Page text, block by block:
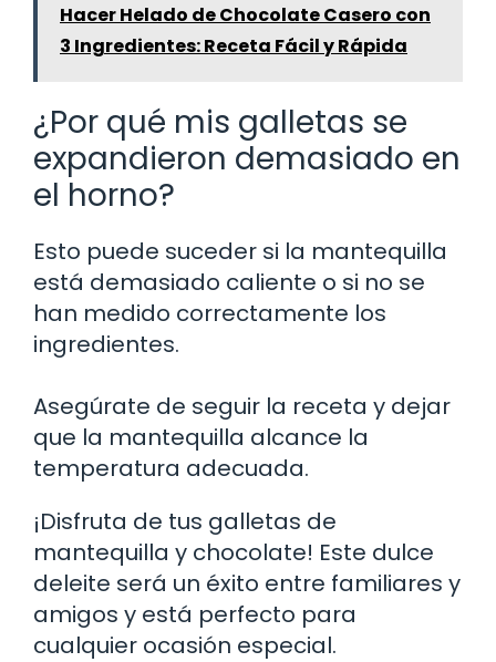
Hacer Helado de Chocolate Casero con
3 Ingredientes: Receta Fácil y Rápida
¿Por qué mis galletas se
expandieron demasiado en
el horno?
Esto puede suceder si la mantequilla
está demasiado caliente o si no se
han medido correctamente los
ingredientes.
Asegúrate de seguir la receta y dejar
que la mantequilla alcance la
temperatura adecuada.
¡Disfruta de tus galletas de
mantequilla y chocolate! Este dulce
deleite será un éxito entre familiares y
amigos y está perfecto para
cualquier ocasión especial.